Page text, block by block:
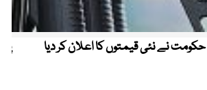
حکومت نے نئی قیمتوں کا اعلان کر دیا